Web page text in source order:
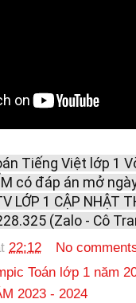
Tiếng Việt lớp 1
có đáp án mở
LỚP 1 CẬP NHẬT
(Zalo - Cô
22:12
No
Toán lớp 1 năm
2023 - 2024